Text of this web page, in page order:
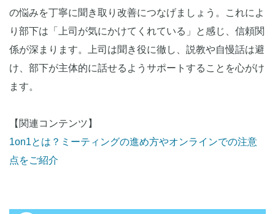
の悩みを丁寧に聞き取り改善につなげましょう。これによ
り部下は「上司が気にかけてくれている」と感じ、信頼関
係が深まります。上司は聞き役に徹し、説教や自慢話は避
け、部下が主体的に話せるようサポートすることを心がけ
ます。
【関連コンテンツ】
1on1とは？ミーティングの進め方やオンラインでの注意
点をご紹介